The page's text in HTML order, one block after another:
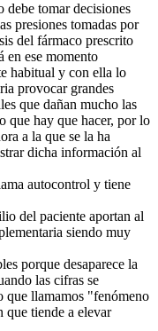
debe tomar decisiones
presiones tomadas por
del fármaco prescrito
en ese momento
habitual y con ella lo
provocar grandes
que dañan mucho las
que hay que hacer, por lo
a la que se la ha
dicha información al
autocontrol y tiene
del paciente aportan al
siendo muy
porque desaparece la
las cifras se
que llamamos "fenómeno
que tiende a elevar